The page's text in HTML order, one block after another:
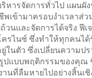
หารจัดการทั่วไป แผน
เข้ามาครอบงำเวลา
นและจัดการได้จริง ฟี
รไนซ์ ซึ่งทำให้ทุกคนไ
ในตัว ซึ่งเปลี่ยนความ
รูปแบบพฤติกรรมของคุ
ที่ลืมหายไปอย่างสิ้นเ